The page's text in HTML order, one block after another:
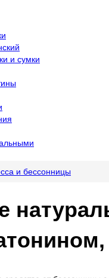
и сумки
и бессонницы